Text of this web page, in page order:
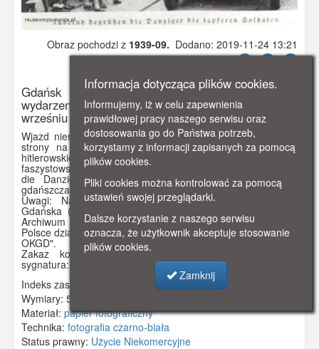
Obraz pochodzi z 1939-09. Dodano: 2019-11-24 13:21
Gdańsk - Długi Targ; Kampania wrześniowa i
wydarzenia związane z działaniami wojennymi we
wrześniu 1939 roku.
Wjazd niemieckich żołnierzy przez Zieloną Bramę. Z lewej
strony na chodniku stoją ludzie pozdrawiający żołnierzy
hitlerowskich. Na budynku Zielonej Bramy zawieszone
faszystowskie flagi. Pod zdjęciem podpis: "Jubelnd begrutzen
die Danziger die tapferen Soldaten" (Owacyjnie witają
gdańszczanie dzielnych żołnierzy).
Uwagi: Na odwrocie: "Wjazd żołnierzy niemieckich do
Gdańska (ul.Długi Targ)", "inw.35454", pieczęć o treści: "
Archiwum Gł. Komisji Badania Zbrodni Hitlerowskich w
Polsce dział dokumentacji Mechanicznej", "Duplikat wolny dla
OKGD".
Zakaz kopiowania, zasób dostępny w zbiorach IPN,
sygnatura: IPNGd-13-1-1-42
Indeks zasobu:
Wymiary: 58 x 71 mm
Materiał: papier fotograficzny
Technika: fotografia czarno-biała
Status prawny: Użycie Niekomercyjne
Informacja dotycząca plików cookies.
Informujemy, iż w celu zapewnienia
prawidłowej pracy naszego serwisu oraz
dostosowania go do Państwa potrzeb,
korzystamy z informacji zapisanych za pomocą
plików cookies.
Pliki cookies można kontrolować za pomocą
ustawień swojej przeglądarki.
Dalsze korzystanie z naszego serwisu
oznacza, że użytkownik akceptuje stosowanie
plików cookies.
Zamknij